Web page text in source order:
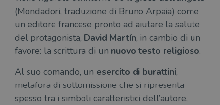
(Mondadori, traduzione di Bruno Arpaia) come
un editore francese pronto ad aiutare la salute
del protagonista, David Martín, in cambio di un
favore: la scrittura di un nuovo testo religioso.
Al suo comando, un esercito di burattini,
metafora di sottomissione che si ripresenta
spesso tra i simboli caratteristici dell’autore,